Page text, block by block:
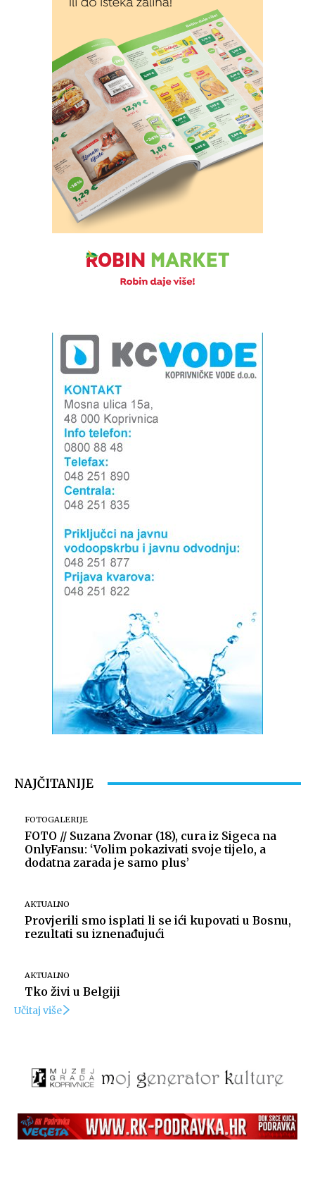
NAJČITANIJE
FOTOGALERIJE
FOTO // Suzana Zvonar (18), cura iz Sigeca na
OnlyFansu: ‘Volim pokazivati svoje tijelo, a
dodatna zarada je samo plus’
AKTUALNO
Provjerili smo isplati li se ići kupovati u Bosnu,
rezultati su iznenađujući
AKTUALNO
Tko živi u Belgiji
Učitaj više